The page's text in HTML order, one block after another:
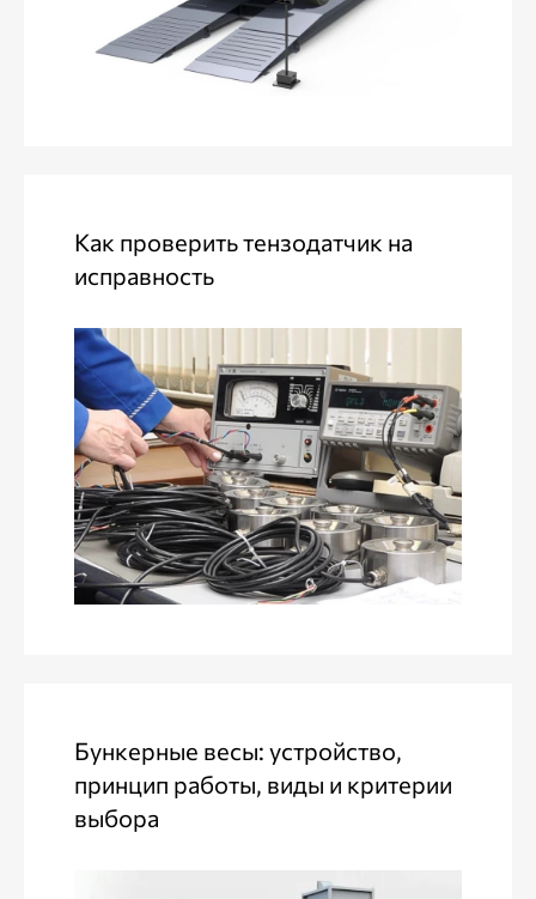
Как проверить тензодатчик на
исправность
Бункерные весы: устройство,
принцип работы, виды и критерии
выбора